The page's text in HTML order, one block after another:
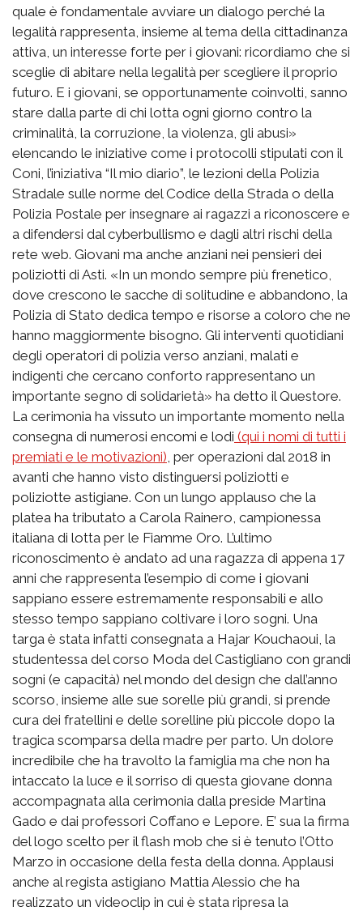
quale è fondamentale avviare un dialogo perché la
legalità rappresenta, insieme al tema della cittadinanza
attiva, un interesse forte per i giovani: ricordiamo che si
sceglie di abitare nella legalità per scegliere il proprio
futuro. E i giovani, se opportunamente coinvolti, sanno
stare dalla parte di chi lotta ogni giorno contro la
criminalità, la corruzione, la violenza, gli abusi»
elencando le iniziative come i protocolli stipulati con il
Coni, l’iniziativa “Il mio diario”, le lezioni della Polizia
Stradale sulle norme del Codice della Strada o della
Polizia Postale per insegnare ai ragazzi a riconoscere e
a difendersi dal cyberbullismo e dagli altri rischi della
rete web. Giovani ma anche anziani nei pensieri dei
poliziotti di Asti. «In un mondo sempre più frenetico,
dove crescono le sacche di solitudine e abbandono, la
Polizia di Stato dedica tempo e risorse a coloro che ne
hanno maggiormente bisogno. Gli interventi quotidiani
degli operatori di polizia verso anziani, malati e
indigenti che cercano conforto rappresentano un
importante segno di solidarietà» ha detto il Questore.
La cerimonia ha vissuto un importante momento nella
consegna di numerosi encomi e lodi (qui i nomi di tutti i
premiati e le motivazioni) , per operazioni dal 2018 in
avanti che hanno visto distinguersi poliziotti e
poliziotte astigiane. Con un lungo applauso che la
platea ha tributato a Carola Rainero, campionessa
italiana di lotta per le Fiamme Oro. L’ultimo
riconoscimento è andato ad una ragazza di appena 17
anni che rappresenta l’esempio di come i giovani
sappiano essere estremamente responsabili e allo
stesso tempo sappiano coltivare i loro sogni. Una
targa è stata infatti consegnata a Hajar Kouchaoui, la
studentessa del corso Moda del Castigliano con grandi
sogni (e capacità) nel mondo del design che dall’anno
scorso, insieme alle sue sorelle più grandi, si prende
cura dei fratellini e delle sorelline più piccole dopo la
tragica scomparsa della madre per parto. Un dolore
incredibile che ha travolto la famiglia ma che non ha
intaccato la luce e il sorriso di questa giovane donna
accompagnata alla cerimonia dalla preside Martina
Gado e dai professori Coffano e Lepore. E’ sua la firma
del logo scelto per il flash mob che si è tenuto l’Otto
Marzo in occasione della festa della donna. Applausi
anche al regista astigiano Mattia Alessio che ha
realizzato un videoclip in cui è stata ripresa la